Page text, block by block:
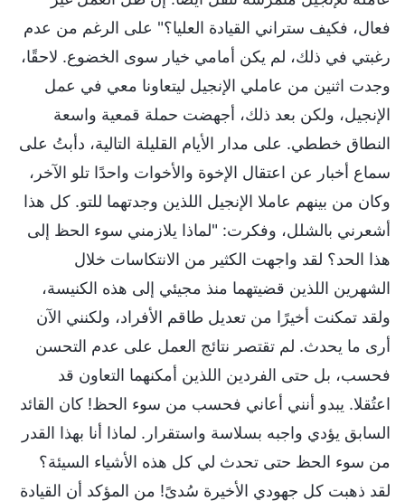
فعال، فكيف ستراني القيادة العليا؟" على الرغم من عدم
رغبتي في ذلك، لم يكن أمامي خيار سوى الخضوع. لاحقًا،
وجدت اثنين من عاملي الإنجيل ليتعاونا معي في عمل
الإنجيل، ولكن بعد ذلك، أجهضت حملة قمعية واسعة
النطاق خططي. على مدار الأيام القليلة التالية، دأبتُ على
سماع أخبار عن اعتقال الإخوة والأخوات واحدًا تلو الآخر،
وكان من بينهم عاملا الإنجيل اللذين وجدتهما للتو. كل هذا
أشعرني بالشلل، وفكرت: "لماذا يلازمني سوء الحظ إلى
هذا الحد؟ لقد واجهت الكثير من الانتكاسات خلال
الشهرين اللذين قضيتهما منذ مجيئي إلى هذه الكنيسة،
ولقد تمكنت أخيرًا من تعديل طاقم الأفراد، ولكنني الآن
أرى ما يحدث. لم تقتصر نتائج العمل على عدم التحسن
فحسب، بل حتى الفردين اللذين أمكنهما التعاون قد
اعتُقلا. يبدو أنني أعاني فحسب من سوء الحظ! كان القائد
السابق يؤدي واجبه بسلاسة واستقرار. لماذا أنا بهذا القدر
من سوء الحظ حتى تحدث لي كل هذه الأشياء السيئة؟
لقد ذهبت كل جهودي الأخيرة سُدىً! من المؤكد أن القيادة